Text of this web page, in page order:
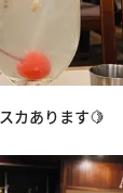
カあります🍋